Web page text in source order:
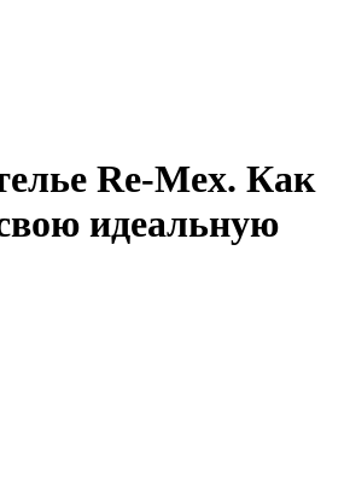
Re-Mex. Как
идеальную